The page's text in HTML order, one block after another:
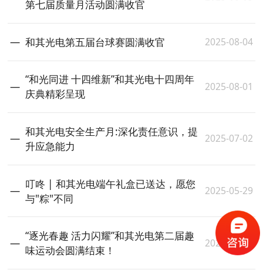
第七届质量月活动圆满收官
和其光电第五届台球赛圆满收官 2025-08-04
“和光同进 十四维新”和其光电十四周年
庆典精彩呈现
2025-08-01
和其光电安全生产月:深化责任意识，提
升应急能力
2025-07-02
叮咚 | 和其光电端午礼盒已送达，愿您
与"粽"不同
2025-05-29
“逐光春趣 活力闪耀”和其光电第二届趣
味运动会圆满结束！
2025-04-30